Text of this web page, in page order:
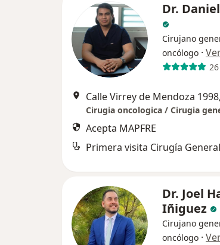
Dr.
Cirujano
oncólogo ·
Calle Virrey de Mendoza
Acepta MAPFRE
Primera visita Cirugía General
Dr. Joel
Iñiguez
Cirujano
oncólogo ·